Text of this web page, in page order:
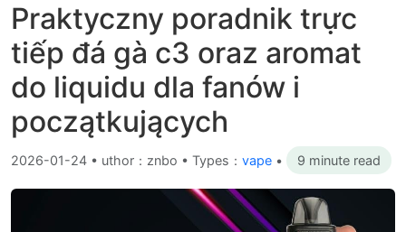
Praktyczny poradnik trực
tiếp đá gà c3 oraz aromat
do liquidu dla fanów i
początkujących
2026-01-24 • uthor：znbo • Types： vape • 9 minute read